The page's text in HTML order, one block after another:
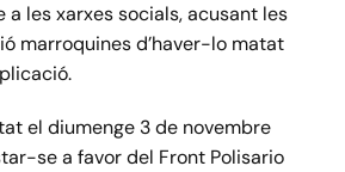
a les xarxes socials, acusant les
marroquines d’haver-lo matat
el diumenge 3 de novembre
se a favor del Front Polisario